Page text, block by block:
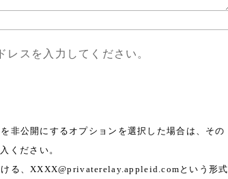
非公開にするオプションを選択した場合は、その
ください。
る、XXXX@privaterelay.appleid.com という形式